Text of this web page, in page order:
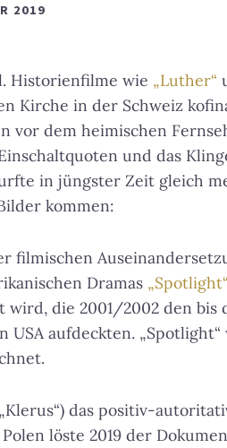
2019
Historienfilme wie „Luther“
Kirche in der Schweiz
vor dem heimischen
und das
in jüngster Zeit gleich
kommen:
filmischen
Dramas „Spotlight“
die 2001/2002 den bis
USA aufdeckten.
das positiv-
löste 2019 der